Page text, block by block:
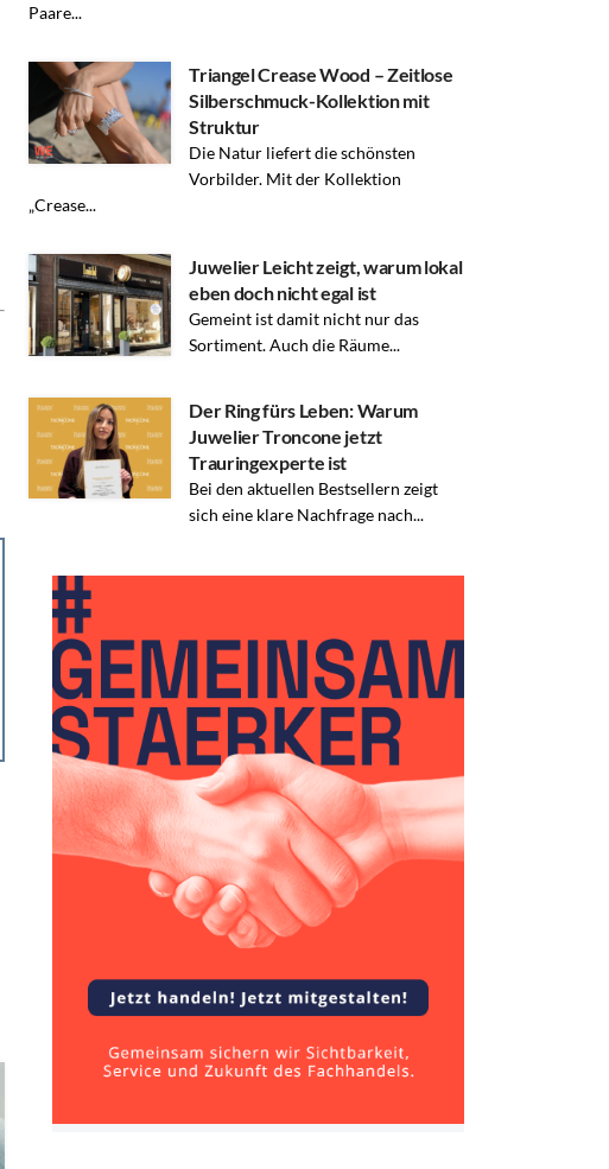
Paare...
Triangel Crease Wood – Zeitlose
Silberschmuck-Kollektion mit
Struktur
Die Natur liefert die schönsten
Vorbilder. Mit der Kollektion
„Crease...
Juwelier Leicht zeigt, warum lokal
eben doch nicht egal ist
Gemeint ist damit nicht nur das
Sortiment. Auch die Räume...
Der Ring fürs Leben: Warum
Juwelier Troncone jetzt
Trauringexperte ist
Bei den aktuellen Bestsellern zeigt
sich eine klare Nachfrage nach...